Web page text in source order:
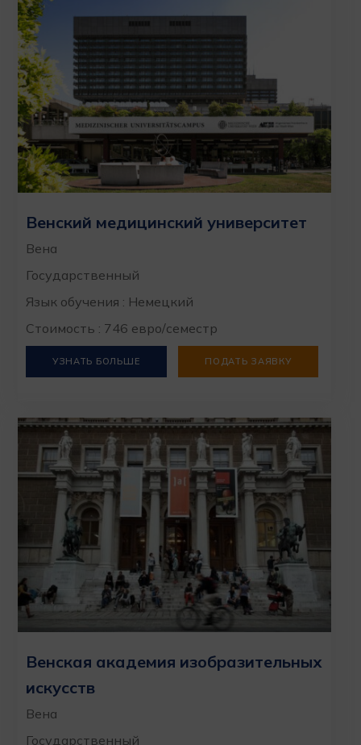
Венский медицинский университет
Вена
Государственный
Язык обучения : Немецкий
Стоимость : 746 евро/семестр
УЗНАТЬ БОЛЬШЕ ПОДАТЬ ЗАЯВКУ
Венская академия изобразительных
искусств
Вена
Государственный